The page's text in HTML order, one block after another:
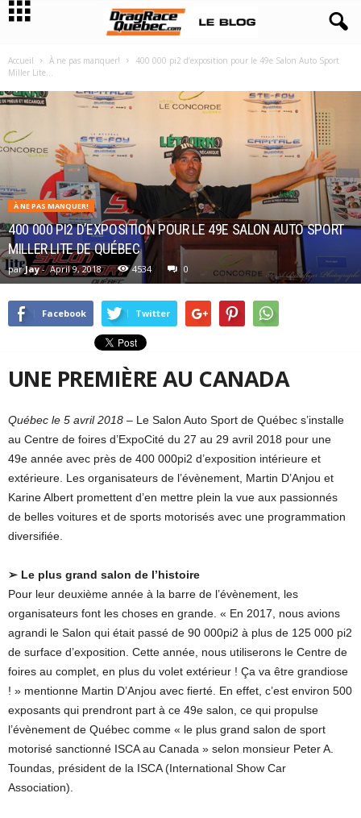
Accueil À ne pas manquer!
400 000 pi2 d’exposition pour le 49e Salon Auto Sport
Miller Lite...
À NE PAS MANQUER!
400 000 PI2 D’EXPOSITION POUR LE 49E SALON AUTO SPORT
MILLER LITE DE QUÉBEC
par Jay- April 9, 2018 4534 0
Facebook Twitter
UNE PREMIÈRE AU CANADA
Québec le 5 avril 2018 – Le Salon Auto Sport de Québec s’installe
au Centre de foires d’ExpoCité du 27 au 29 avril 2018 pour une
49e année avec près de 400 000pi2 d’exposition intérieure et
extérieure. Les organisateurs de l’évènement, Martin D’Anjou et
Karine Albert promettent d’en mettre plein la vue aux passionnés
de belles voitures et de sports motorisés avec une programmation
diversifiée.
➢ Le plus grand salon de l’histoire
Pour leur deuxième année à la barre de l’évènement, les
organisateurs font les choses en grande. « En 2017, nous avions
agrandi le Salon qui était passé de 90 000pi2 à plus de 125 000 pi2
de surface d’exposition. Cette année, nous utiliserons le Centre de
foires au complet, en plus du volet extérieur ! Ça va être grandiose
! » mentionne Martin D’Anjou avec fierté. En effet, c’est environ 500
exposants qui prendront part à ce 49e salon, ce qui propulse
l’évènement de Québec comme « le plus grand salon de sport
motorisé sanctionné ISCA au Canada » selon monsieur Peter A.
Toundas, président de la ISCA (International Show Car
Association).